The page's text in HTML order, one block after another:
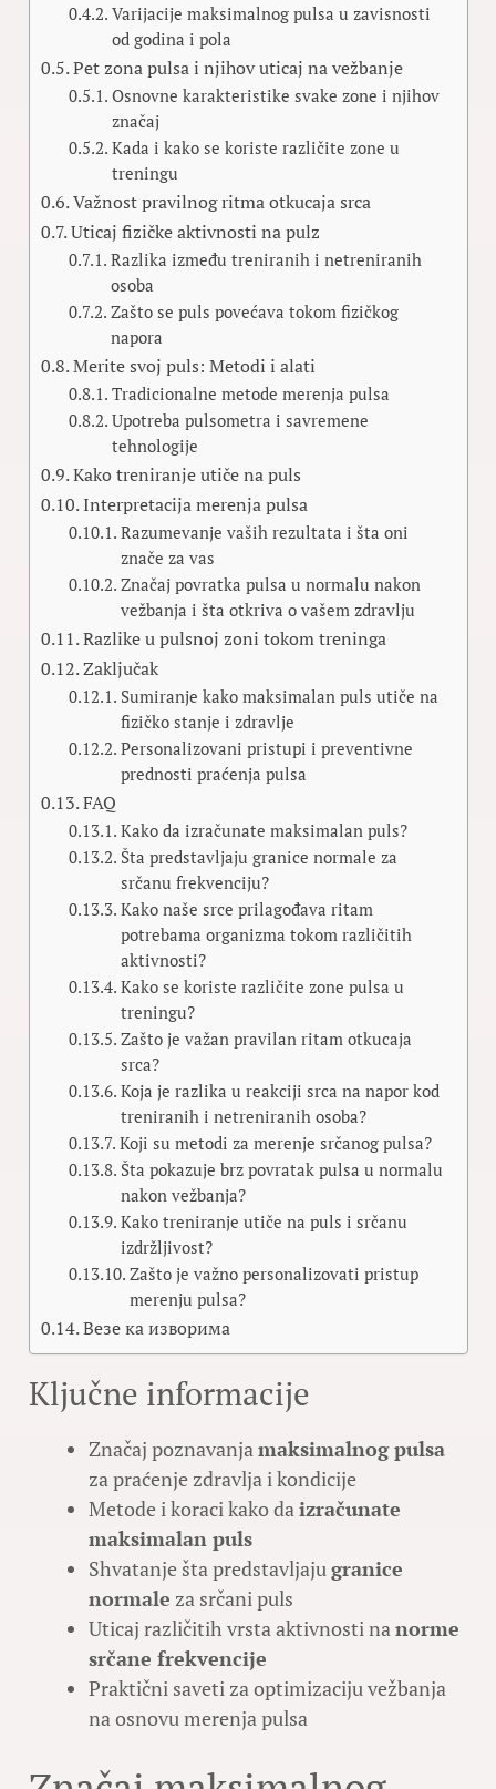
Varijacije maksimalnog pulsa u zavisnosti
od godina i pola
Pet zona pulsa i njihov uticaj na vežbanje
Osnovne karakteristike svake zone i njihov
značaj
Kada i kako se koriste različite zone u
treningu
Važnost pravilnog ritma otkucaja srca
Uticaj fizičke aktivnosti na pulz
Razlika između treniranih i netreniranih
osoba
Zašto se puls povećava tokom fizičkog
napora
Merite svoj puls: Metodi i alati
Tradicionalne metode merenja pulsa
Upotreba pulsometra i savremene
tehnologije
Kako treniranje utiče na puls
Interpretacija merenja pulsa
Razumevanje vaših rezultata i šta oni
znače za vas
Značaj povratka pulsa u normalu nakon
vežbanja i šta otkriva o vašem zdravlju
Razlike u pulsnoj zoni tokom treninga
Zaključak
Sumiranje kako maksimalan puls utiče na
fizičko stanje i zdravlje
Personalizovani pristupi i preventivne
prednosti praćenja pulsa
FAQ
Kako da izračunate maksimalan puls?
Šta predstavljaju granice normale za
srčanu frekvenciju?
Kako naše srce prilagođava ritam
potrebama organizma tokom različitih
aktivnosti?
Kako se koriste različite zone pulsa u
treningu?
Zašto je važan pravilan ritam otkucaja
srca?
Koja je razlika u reakciji srca na napor kod
treniranih i netreniranih osoba?
Koji su metodi za merenje srčanog pulsa?
Šta pokazuje brz povratak pulsa u normalu
nakon vežbanja?
Kako treniranje utiče na puls i srčanu
izdržljivost?
Zašto je važno personalizovati pristup
merenju pulsa?
Везе ка изворима
Ključne informacije
Značaj poznavanjamaksimalnog pulsa
za praćenje zdravlja i kondicije
Metode i koraci kako daizračunate
maksimalan puls
Shvatanje šta predstavljajugranice
normale za srčani puls
Uticaj različitih vrsta aktivnosti nanorme
srčane frekvencije
Praktični saveti za optimizaciju vežbanja
na osnovu merenja pulsa